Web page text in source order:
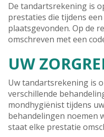
De tandartsrekening is
prestaties die tijdens
plaatsgevonden. Op de
omschreven met een
UW
Uw tandartsrekening is
verschillende
mondhygiënist tijdens
behandelingen noemen
staat elke prestatie